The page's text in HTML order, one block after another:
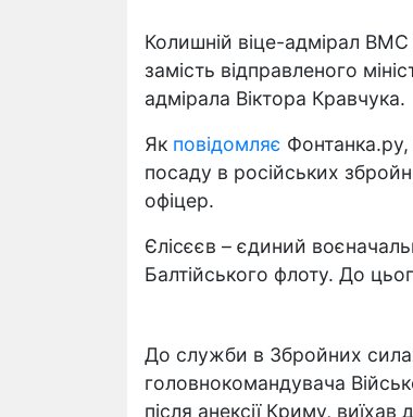
Колишній віце-адмірал ВМС
замість відправленого
адмірала Віктора Кравчука.
Як повідомляє
посаду в російських
офіцер.
Єлісєєв – єдиний
Балтійського флоту. До
До служби в Збройних
головнокомандувача
після анексії Криму,